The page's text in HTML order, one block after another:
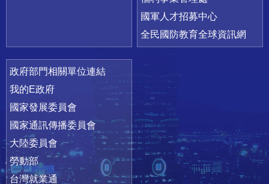
國軍人才招募中心
全民國防教育全球資訊網
政府部門相關單位連結
我的E政府
國家發展委員會
國家通訊傳播委員會
大陸委員會
勞動部
台灣就業通